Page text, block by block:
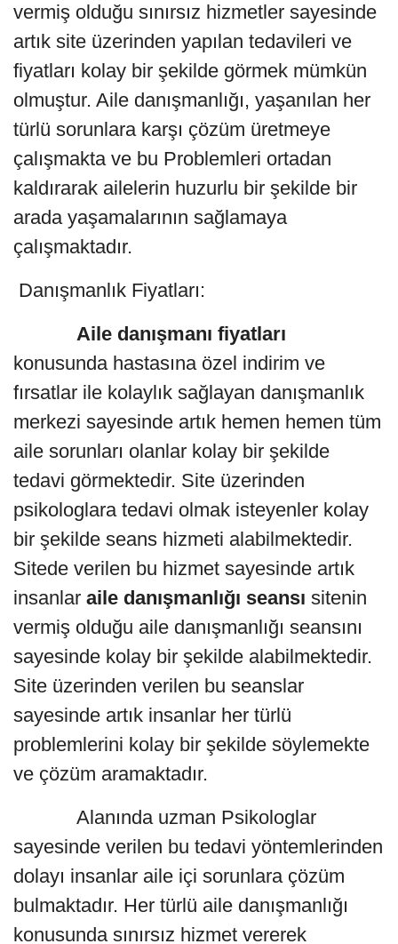
vermiş olduğu sınırsız hizmetler sayesinde
artık site üzerinden yapılan tedavileri ve
fiyatları kolay bir şekilde görmek mümkün
olmuştur. Aile danışmanlığı, yaşanılan her
türlü sorunlara karşı çözüm üretmeye
çalışmakta ve bu Problemleri ortadan
kaldırarak ailelerin huzurlu bir şekilde bir
arada yaşamalarının sağlamaya
çalışmaktadır.
Danışmanlık Fiyatları:
Aile danışmanı fiyatları
konusunda hastasına özel indirim ve
fırsatlar ile kolaylık sağlayan danışmanlık
merkezi sayesinde artık hemen hemen tüm
aile sorunları olanlar kolay bir şekilde
tedavi görmektedir. Site üzerinden
psikologlara tedavi olmak isteyenler kolay
bir şekilde seans hizmeti alabilmektedir.
Sitede verilen bu hizmet sayesinde artık
insanlar aile danışmanlığı seansı sitenin
vermiş olduğu aile danışmanlığı seansını
sayesinde kolay bir şekilde alabilmektedir.
Site üzerinden verilen bu seanslar
sayesinde artık insanlar her türlü
problemlerini kolay bir şekilde söylemekte
ve çözüm aramaktadır.
Alanında uzman Psikologlar
sayesinde verilen bu tedavi yöntemlerinden
dolayı insanlar aile içi sorunlara çözüm
bulmaktadır. Her türlü aile danışmanlığı
konusunda sınırsız hizmet vererek